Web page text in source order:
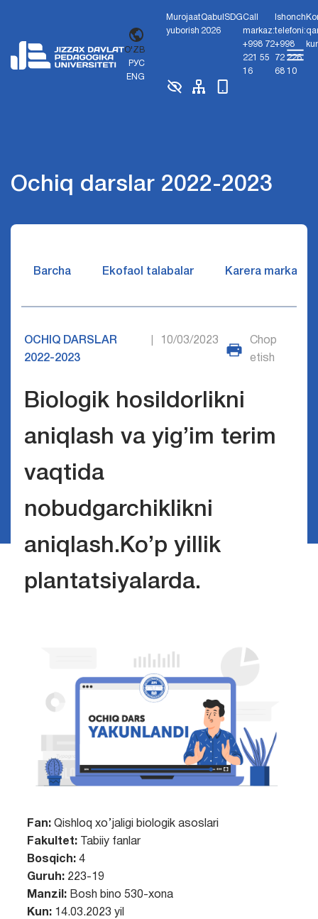
O'ZB
РУС
ENG
Murojaat
yuborish
Qabul
2026
SDGCall
markaz:
+998 72
221 55
16
Ishonch
telefoni:
+998
72 226
68 10
Ochiq darslar 2022-2023
Barcha Ekofaol talabalar Karera markazi
OCHIQ DARSLAR
2022-2023
10/03/2023
Chop
etish
Biologik hosildorlikni
aniqlash va yig’im terim
vaqtida
nobudgarchiklikni
aniqlash.Ko’p yillik
plantatsiyalarda.
Fan: Qishloq xo’jaligi biologik asoslari
Fakultet:Tabiiy fanlar
Bosqich:4
Guruh:223-19
Manzil:Bosh bino 530-xona
Kun: 14.03.2023 yil